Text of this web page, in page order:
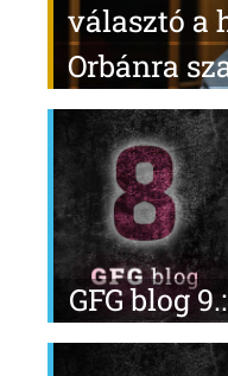
választó a
Orbánra
GFG blog